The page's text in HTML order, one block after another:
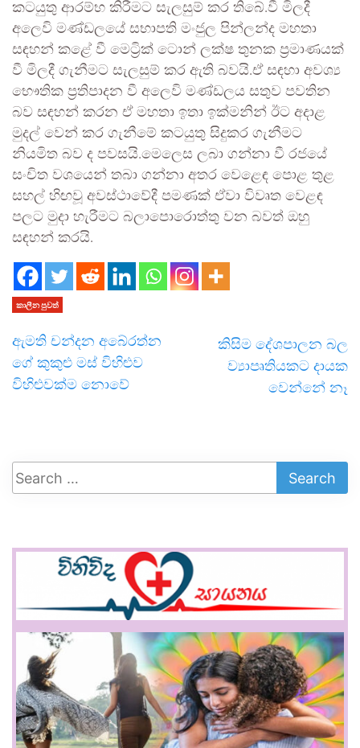
කටයුතු ආරම්භ කිරීමට සැලසුම් කර තිබේ.වී මිලදී
අලෙවි මණ්ඩලයේ සභාපති මංජුල පින්ලන්ද මහතා
සඳහන් කළේ වී මෙට්‍රික් ටොන් ලක්ෂ තුනක ප්‍රමාණයක්
වී මිලදී ගැනීමට සැලසුම් කර ඇති බවයි.ඒ සඳහා අවශ්‍ය
භෞතික ප්‍රතිපාදන වී අලෙවි මණ්ඩලය සතුව පවතින
බව සඳහන් කරන ඒ මහතා ඉතා ඉක්මනින් ඊට අදාළ
මුදල් වෙන් කර ගැනීමේ කටයුතු සිදුකර ගැනීමට
නියමිත බව ද පවසයි.මෙලෙස ලබා ගන්නා වී රජයේ
සංචිත වශයෙන් තබා ගන්නා අතර වෙළෙඳ පොළ තුළ
සහල් හිඟවූ අවස්ථාවේදී පමණක් ඒවා විවෘත වෙළඳ
පලට මුදා හැරීමට බලාපොරොත්තු වන බවත් ඔහු
සඳහන් කරයි.
කාලීන පුවත්
ඇමති චන්දන අබේරත්න
ගේ කුකුළු මස් විහිළුව
විහිළුවක්ම නොවේ
කිසිම දේශපාලන බල
ව්‍යාපෘතියකට දායක
වෙන්නේ නෑ